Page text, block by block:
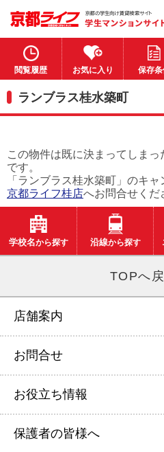
閲覧履歴 お気に入り 保存条
ランブラス桂水築町
この物件は既に決まってしま
です。
「ランブラス桂水築町」のキ
京都ライフ桂店へお問合せくだ
学校名から探す 沿線から探す
TOPへ
店舗案内
お問合せ
お役立ち情報
保護者の皆様へ